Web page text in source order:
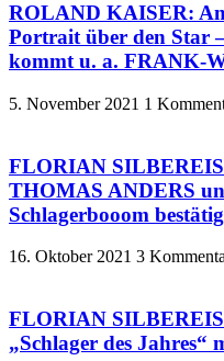
ROLAND KAISER:
Portrait über den Star
kommt u. a. FRANK-
5. November 2021 1
FLORIAN
THOMAS ANDERS
Schlagerbooom
16. Oktober 2021 3
FLORIAN
„Schlager des Jahres“